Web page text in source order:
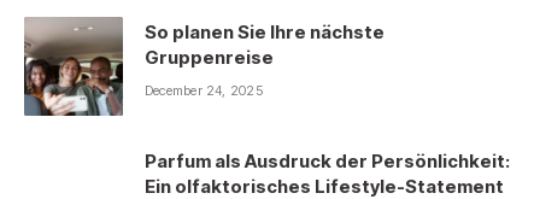
So planen Sie Ihre nächste
Gruppenreise
December 24, 2025
Parfum als Ausdruck der Persönlichkeit:
Ein olfaktorisches Lifestyle-Statement